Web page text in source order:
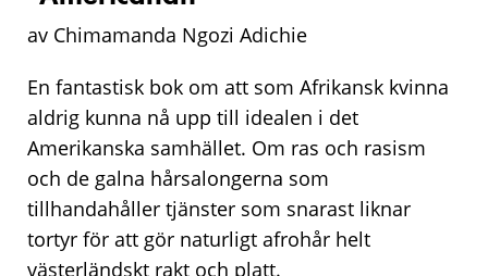
av Chimamanda Ngozi Adichie
En fantastisk bok om att som Afrikansk kvinna
aldrig kunna nå upp till idealen i det
Amerikanska samhället. Om ras och rasism
och de galna hårsalongerna som
tillhandahåller tjänster som snarast liknar
tortyr för att gör naturligt afrohår helt
västerländskt rakt och platt.